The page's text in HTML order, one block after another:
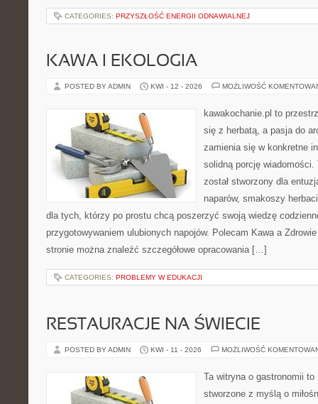
CATEGORIES: PRZYSZŁOŚĆ ENERGII ODNAWIALNEJ
KAWA I EKOLOGIA
POSTED BY ADMIN KWI - 12 - 2026 MOŻLIWOŚĆ
kawakochanie.pl to
się z herbatą, a pasja do
zamienia się w konkretne
solidną porcję
został stworzony dla
naparów, smakoszy
dla tych, którzy po prostu chcą poszerzyć swoją wiedzę
przygotowywaniem ulubionych napojów. Polecam Kawa a
stronie można znaleźć szczegółowe opracowania […]
CATEGORIES: PROBLEMY W EDUKACJI
RESTAURACJE NA ŚWIECIE
POSTED BY ADMIN KWI - 11 - 2026 MOŻLIWOŚĆ
Ta witryna o gastronomii
stworzone z myślą o